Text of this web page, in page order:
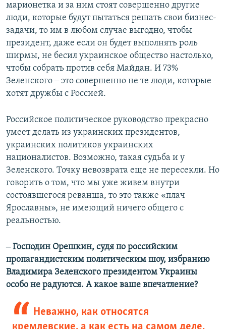
марионетка и за ним стоят совершенно другие
люди, которые будут пытаться решать свои бизнес-
задачи, то им в любом случае выгодно, чтобы
президент, даже если он будет выполнять роль
ширмы, не бесил украинское общество настолько,
чтобы собрать против себя Майдан. И 73%
Зеленского ‒ это совершенно не те люди, которые
хотят дружбы с Россией.
Российское политическое руководство прекрасно
умеет делать из украинских президентов,
украинских политиков украинских
националистов. Возможно, такая судьба и у
Зеленского. Точку невозврата еще не пересекли. Но
говорить о том, что мы уже живем внутри
состоявшегося реванша, то это также «плач
Ярославны», не имеющий ничего общего с
реальностью.
‒ Господин Орешкин, судя по российским
пропагандистским политическим шоу, избранию
Владимира Зеленского президентом Украины
особо не радуются. А какое ваше впечатление?
Неважно, как относятся